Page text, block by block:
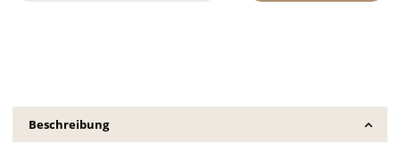
Beschreibung